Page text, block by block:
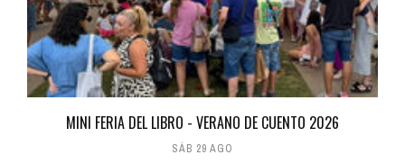
MINI FERIA DEL LIBRO - VERANO DE CUENTO 2026
SÁB 29 AGO